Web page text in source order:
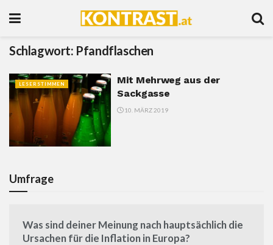
Schlagwort: Pfandflaschen
LESERSTIMMEN
Mit Mehrweg aus der
Sackgasse
10. MÄRZ 2019
Umfrage
Was sind deiner Meinung nach hauptsächlich die
Ursachen für die Inflation in Europa?